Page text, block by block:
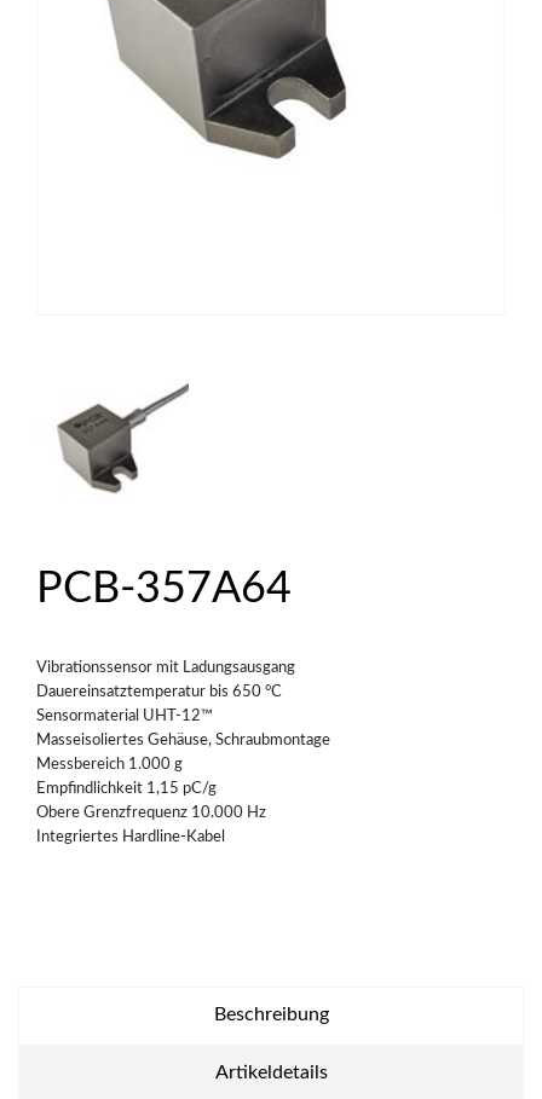
PCB-357A64
Vibrationssensor mit Ladungsausgang
Dauereinsatztemperatur bis 650 °C
Sensormaterial UHT-12™
Masseisoliertes Gehäuse, Schraubmontage
Messbereich 1.000 g
Empfindlichkeit 1,15 pC/g
Obere Grenzfrequenz 10.000 Hz
Integriertes Hardline-Kabel
Beschreibung
Artikeldetails